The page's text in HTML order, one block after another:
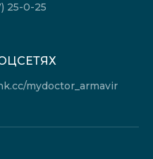
25-0-25
mydoctor_armavir